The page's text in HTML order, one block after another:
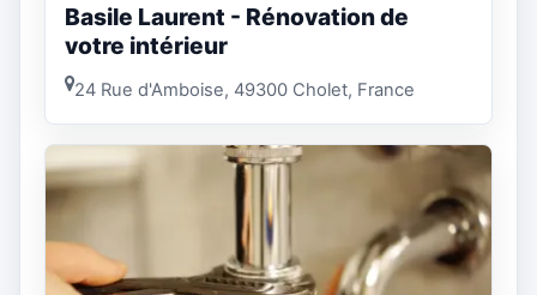
Basile Laurent - Rénovation de
votre intérieur
24 Rue d'Amboise, 49300 Cholet, France